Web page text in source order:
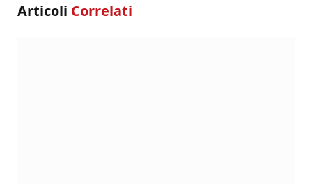
Articoli Correlati